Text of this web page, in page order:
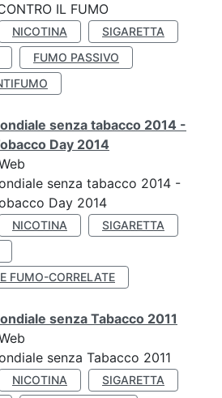
IL FUMO
NICOTINA
SIGARETTA
FUMO PASSIVO
senza tabacco 2014 -
Day 2014
senza tabacco 2014 -
Day 2014
NICOTINA
SIGARETTA
FUMO-CORRELATE
senza Tabacco 2011
senza Tabacco 2011
NICOTINA
SIGARETTA